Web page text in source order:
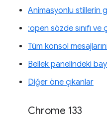
Animasyonlu stillerin
:open sözde sınıfı
Tüm konsol
Bellek panelindeki
Diğer öne çıkanlar
Chrome 133